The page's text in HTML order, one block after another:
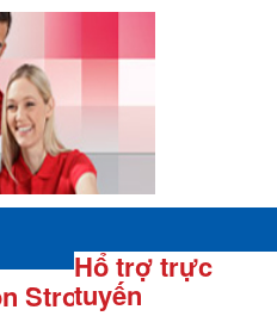
Hổ trợ trực
tuyến
Strobe,